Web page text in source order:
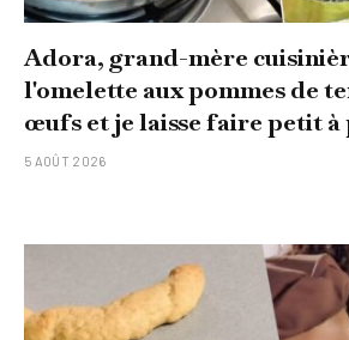
Adora, grand-mère
l'omelette aux pommes de
œufs et je laisse faire petit à
5 AOÛT 2026